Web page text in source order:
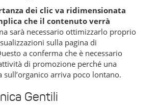
dei clic va ridimensionata
che il contenuto verrà
sarà necessario ottimizzarlo proprio
sulla pagina di
a conferma che è necessario
di promozione perché una
sull’organico arriva poco lontano.
Gentili